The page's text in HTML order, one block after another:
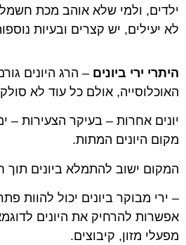
ילדים, ולמי שלא אוהב מכת
לא יעילים, יש קצרים ובעיות
היתרי ירי ביונים – הרג היונים
האוכלוסייה, אולם כל עוד לא
יונים אחרות – בעיקר הצעירות –
מקום היונים המתות.
המקום ישוב להתמלא ביונים תוך
– ירי מבוקר ביונים יכול להוות
אפשרות להרחיק את היונים
מפעלי מזון, קיבוצים.